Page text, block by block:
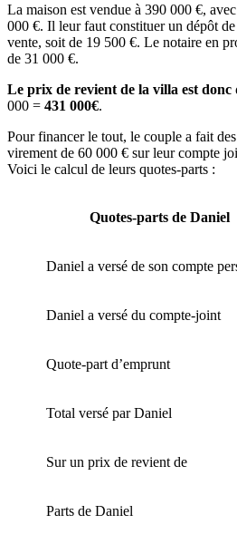
La maison est vendue à 390 000 €,
000 €. Il leur faut constituer un dépôt
vente, soit de 19 500 €. Le notaire en
de 31 000 €.
Le prix de revient de la villa est donc
000 = 431 000€.
Pour financer le tout, le couple a fait
virement de 60 000 € sur leur compte
Voici le calcul de leurs quotes-parts :
Quotes-parts de Daniel
Daniel a versé de son compte
Daniel a versé du compte-joint
Quote-part d’emprunt
Total versé par Daniel
Sur un prix de revient de
Parts de Daniel